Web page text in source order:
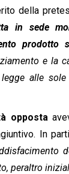
della
in sede
prodotto
e la
alle
opposta
In
peraltro